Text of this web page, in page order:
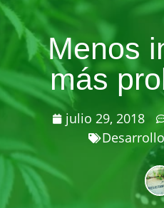
Menos
más
julio 29, 2018